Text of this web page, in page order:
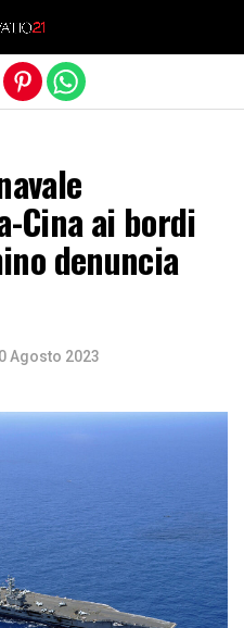
Cina ai bordi
denuncia
Agosto 2023
version